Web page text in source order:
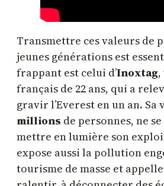
Transmettre ces valeurs de
jeunes générations est
frappant est celui d’Inoxtag
français de 22 ans, qui a
gravir l’Everest en un an. Sa
millions de personnes, ne
mettre en lumière son
expose aussi la pollution
tourisme de masse et